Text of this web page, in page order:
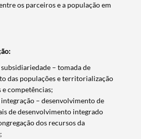
os parceiros e a população em
– tomada de
das populações e territorialização
e competências;
– desenvolvimento de
de desenvolvimento integrado
dos recursos da